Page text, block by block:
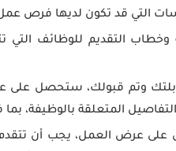
التي قد تكون لديها فرص
وخطاب التقديم للوظائف التي
وتم قبولك، ستحصل
المتعلقة بالوظيفة، بما
على عرض العمل، يجب أن